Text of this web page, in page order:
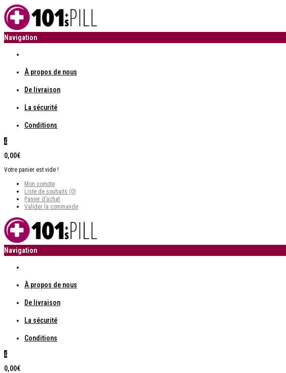
Navigation
À propos de nous
De livraison
La sécurité
Conditions
0
0,00€
Votre panier est vide !
Mon compte
Liste de souhaits (0)
Panier d’achat
Valider la commande
Navigation
À propos de nous
De livraison
La sécurité
Conditions
0
0,00€